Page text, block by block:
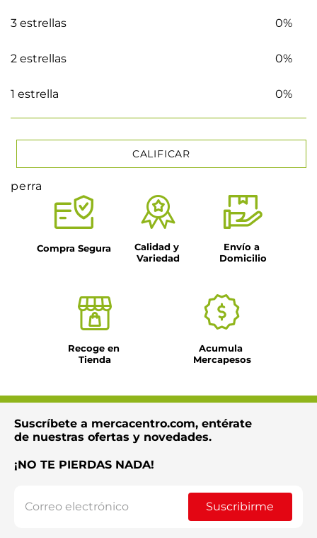
3 estrellas 0%
2 estrellas 0%
1 estrella 0%
CALIFICAR
★ ★★★
Tu nombre
Dirección de email
Enviar comentario
perra
Compra Segura
Calidad y
Variedad
Envío a
Domicilio
Recoge en
Tienda
Acumula
Mercapesos
Suscríbete a mercacentro.com, entérate
de nuestras ofertas y novedades.
¡NO TE PIERDAS NADA!
Suscribirme